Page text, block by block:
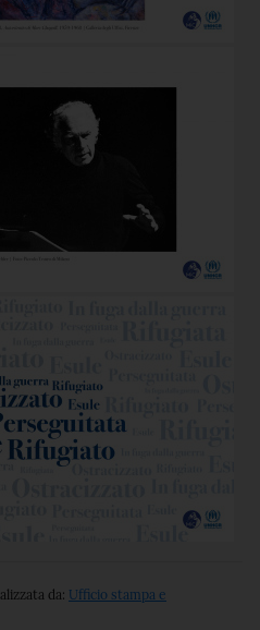
da: Ufficio stampa e